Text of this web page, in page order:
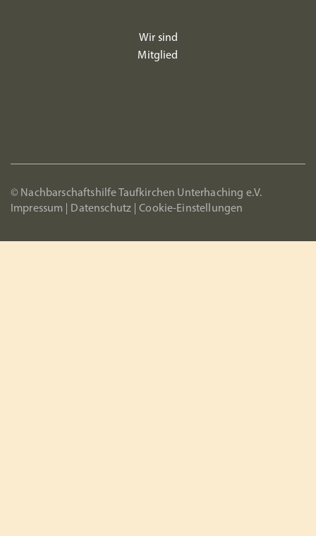
Wir sind
Mitglied
© Nachbarschaftshilfe Taufkirchen Unterhaching e.V.
Impressum
Datenschutz Cookie-Einstellungen